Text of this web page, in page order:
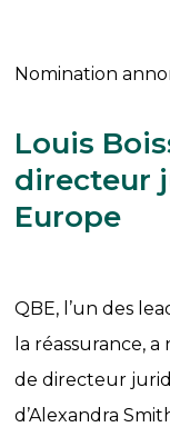
Nomination
Louis
directeur
Europe
QBE, l’un des
la réassurance,
de directeur
d’Alexandra